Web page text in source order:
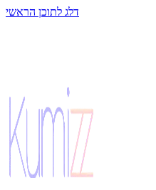
דלג לתוכן הראשי